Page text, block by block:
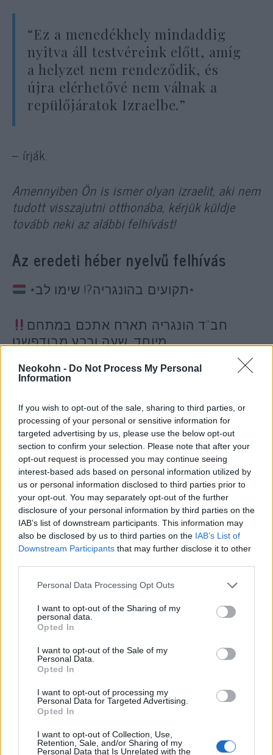
Neokohn - Do Not Process My Personal
Information
If you wish to opt-out of the sale, sharing to third parties, or
processing of your personal or sensitive information for
targeted advertising by us, please use the below opt-out
section to confirm your selection. Please note that after your
opt-out request is processed you may continue seeing
interest-based ads based on personal information utilized by
us or personal information disclosed to third parties prior to
your opt-out. You may separately opt-out of the further
disclosure of your personal information by third parties on the
IAB’s list of downstream participants. This information may
also be disclosed by us to third parties on the IAB’s List of
Downstream Participants that may further disclose it to other
Please note that this website/app uses one or more Google
not limited to your visit or usage behaviour. You may click to
grant or deny consent to Google and its third-party tags to
use your data for below specified purposes in below Google
consent section.
Personal Data Processing Opt Outs
I want to opt-out of the Sharing of my
personal data.
Opted In
I want to opt-out of the Sale of my
Personal Data.
Opted In
I want to opt-out of processing my
Personal Data for Targeted Advertising.
Opted In
I want to opt-out of Collection, Use,
Retention, Sale, and/or Sharing of my
Personal Data that Is Unrelated with the
“Ez a menedékhely mindaddig
nyitva áll testvéreink előtt, amíg
a helyzet nem rendeződik, és
újra elérhetővé nem válnak a
repülőjáratok Izraelbe.”
– írják.
Amennyiben Ön is ismer olyan izraelit, aki nem
tudott visszajutni otthonába, kérjük küldje
tovább neki az alábbi felhívást!
Az eredeti héber nyelvű felhívás
*תקועים בהונגריה?! שימו לב*
חב”ד הונגריה תארח אתכם במתחם
מיוחד, שעה ורבע מבודפשט
יהודים יקרים, נתקעתם בגלל המלחמה
מתוך אהבת ישראל ברוחו של הרבי
מליובאוויטש, בהוראת הרב הראשי של איגוד
הקהילות הרב שלמה כובש פתחנו עבורכם
מתחם שקט ומיוחד, עם מדשאות, חוף פרטי
ואש”ל (שחיטת חב”ד) במרחק של שעה ורבע
מבודפשט
המקום פתוח עבורכם עד חזרת הטיסות
לארץ
:חייגו או שלחו הודעה ל
judit@balaton.camp
+36705000505
,בברכה